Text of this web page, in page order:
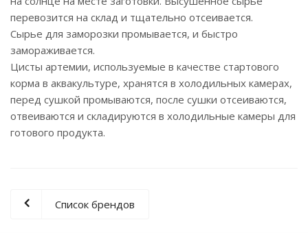
перевозится на склад и тщательно отсеивается.
Сырье для заморозки промывается, и быстро
замораживается.
Цисты артемии, используемые в качестве стартового
корма в аквакультуре, хранятся в холодильных камерах,
перед сушкой промываются, после сушки отсеиваются,
отвеиваются и складируются в холодильные камеры для
готового продукта.
Список брендов